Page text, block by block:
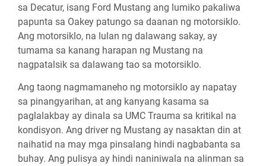
sa Decatur, isang Ford Mustang ang lumiko pakaliwa
papunta sa Oakey patungo sa daanan ng motorsiklo.
Ang motorsiklo, na lulan ng dalawang sakay, ay
tumama sa kanang harapan ng Mustang na
nagpatalsik sa dalawang tao sa motorsiklo.
Ang taong nagmamaneho ng motorsiklo ay napatay
sa pinangyarihan, at ang kanyang kasama sa
paglalakbay ay dinala sa UMC Trauma sa kritikal na
kondisyon. Ang driver ng Mustang ay nasaktan din at
naihatid na may mga pinsalang hindi nagbabanta sa
buhay. Ang pulisya ay hindi naniniwala na alinman sa